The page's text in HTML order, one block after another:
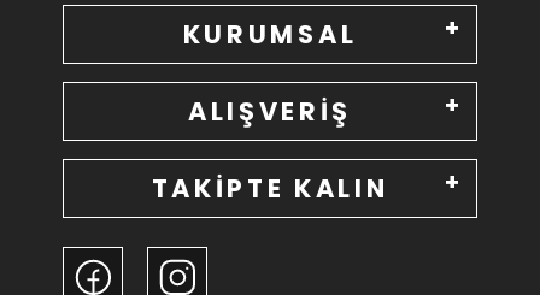
KURUMSAL
ALIŞVERİŞ
TAKİPTE KALIN